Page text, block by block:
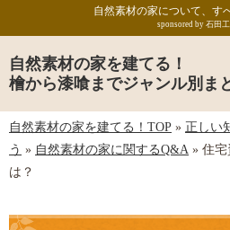
自然素材の家を建てる！
檜から漆喰までジャンル別ま
自然素材の家について、す
sponsored by 石田
自然素材の家を建てる！TOP » 正しい
う » 自然素材の家に関するQ&A » 住宅
は？